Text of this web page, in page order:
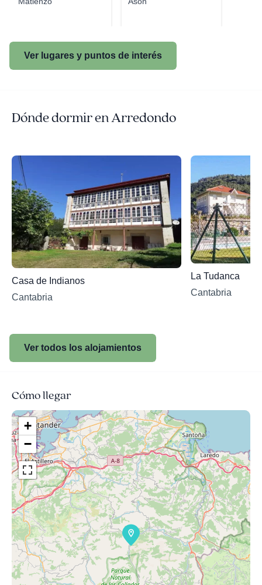
Ver lugares y puntos de interés
Dónde dormir en Arredondo
Casa de Indianos
Cantabria
La Tudanca
Cantabria
Ver todos los alojamientos
Cómo llegar
+
−